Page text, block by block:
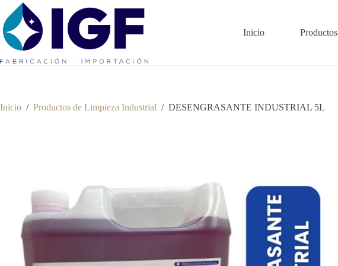
Saltar
contenido
Inicio Productos
Inicio / Productos de Limpieza Industrial / DESENGRASANTE INDUSTRIAL 5L